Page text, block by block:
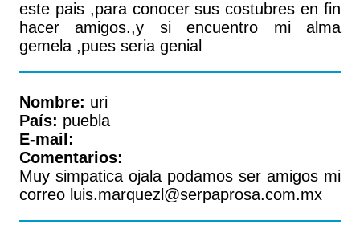
este pais ,para conocer sus costubres en fin
hacer amigos.,y si encuentro mi alma
gemela ,pues seria genial
Nombre: uri
País: puebla
E-mail:
Comentarios:
Muy simpatica ojala podamos ser amigos mi
correo luis.marquezl@serpaprosa.com.mx